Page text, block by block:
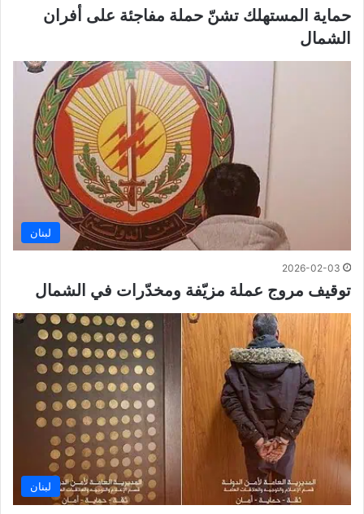
حماية المستهلك تشنّ حملة مفاجئة على أفران
الشمال
لبنان
2026-02-03
توقيف مروج عملة مزيّفة ومخدّرات في الشمال
لبنان